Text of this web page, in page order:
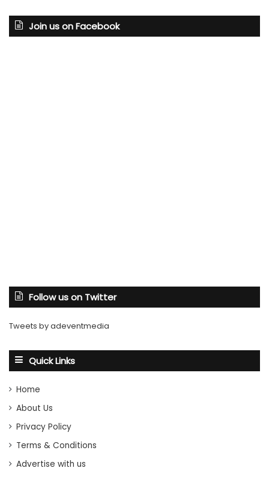
Join us on Facebook
Follow us on Twitter
Tweets by adeventmedia
Quick Links
Home
About Us
Privacy Policy
Terms & Conditions
Advertise with us